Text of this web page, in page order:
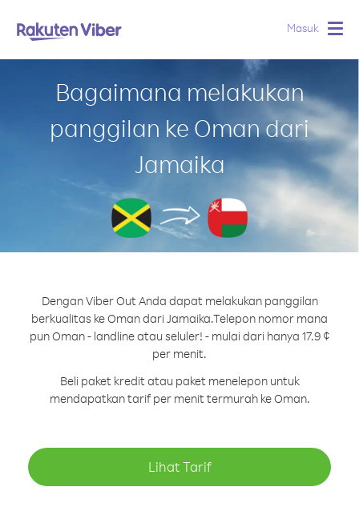
Masuk
Bagaimana melakukan
panggilan ke Oman dari
Jamaika
Dengan Viber Out Anda dapat melakukan panggilan
berkualitas ke Oman dari Jamaika.Telepon nomor mana
pun Oman - landline atau seluler! - mulai dari hanya 17.9 ¢
per menit.
Beli paket kredit atau paket menelepon untuk
mendapatkan tarif per menit termurah ke Oman.
Lihat Tarif